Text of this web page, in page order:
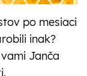
po mesiaci
inak?
Janča